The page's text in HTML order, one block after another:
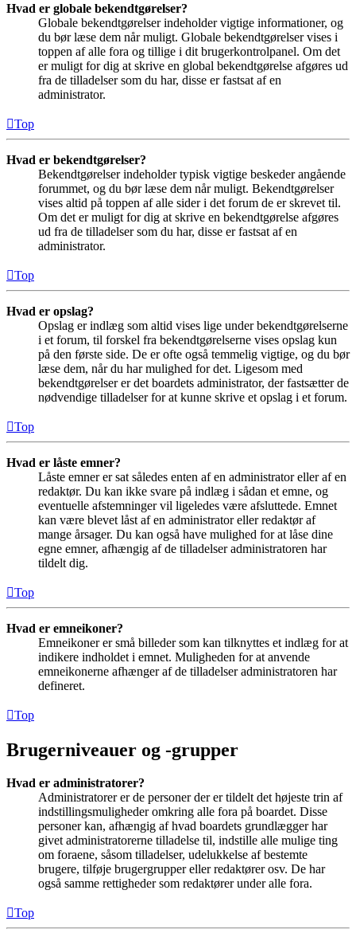
Hvad er globale bekendtgørelser?
Globale bekendtgørelser indeholder vigtige informationer, og
du bør læse dem når muligt. Globale bekendtgørelser vises i
toppen af alle fora og tillige i dit brugerkontrolpanel. Om det
er muligt for dig at skrive en global bekendtgørelse afgøres ud
fra de tilladelser som du har, disse er fastsat af en
administrator.
Top
Hvad er bekendtgørelser?
Bekendtgørelser indeholder typisk vigtige beskeder angående
forummet, og du bør læse dem når muligt. Bekendtgørelser
vises altid på toppen af alle sider i det forum de er skrevet til.
Om det er muligt for dig at skrive en bekendtgørelse afgøres
ud fra de tilladelser som du har, disse er fastsat af en
administrator.
Top
Hvad er opslag?
Opslag er indlæg som altid vises lige under bekendtgørelserne
i et forum, til forskel fra bekendtgørelserne vises opslag kun
på den første side. De er ofte også temmelig vigtige, og du bør
læse dem, når du har mulighed for det. Ligesom med
bekendtgørelser er det boardets administrator, der fastsætter de
nødvendige tilladelser for at kunne skrive et opslag i et forum.
Top
Hvad er låste emner?
Låste emner er sat således enten af en administrator eller af en
redaktør. Du kan ikke svare på indlæg i sådan et emne, og
eventuelle afstemninger vil ligeledes være afsluttede. Emnet
kan være blevet låst af en administrator eller redaktør af
mange årsager. Du kan også have mulighed for at låse dine
egne emner, afhængig af de tilladelser administratoren har
tildelt dig.
Top
Hvad er emneikoner?
Emneikoner er små billeder som kan tilknyttes et indlæg for at
indikere indholdet i emnet. Muligheden for at anvende
emneikonerne afhænger af de tilladelser administratoren har
defineret.
Top
Brugerniveauer og -grupper
Hvad er administratorer?
Administratorer er de personer der er tildelt det højeste trin af
indstillingsmuligheder omkring alle fora på boardet. Disse
personer kan, afhængig af hvad boardets grundlægger har
givet administratorerne tilladelse til, indstille alle mulige ting
om foraene, såsom tilladelser, udelukkelse af bestemte
brugere, tilføje brugergrupper eller redaktører osv. De har
også samme rettigheder som redaktører under alle fora.
Top